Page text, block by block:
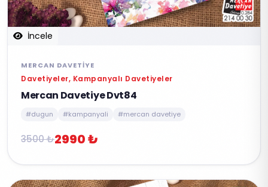
İncele
MERCAN DAVETIYE
Davetiyeler, Kampanyalı Davetiyeler
Mercan Davetiye Dvt84
#dugun #kampanyali #mercan davetiye
3500 ₺2990 ₺